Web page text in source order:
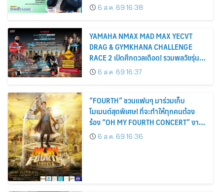
6 ส.ค. 69 16:38
YAMAHA NMAX MAD MAX YECVT
DRAG & GYMKHANA CHALLENGE
RACE 2 เปิดศึกดวลเดือด! รวมพลวัยรุ่น
ชามไฟฟ้า ล่าตำแหน่ง KING OF MAX
6 ส.ค. 69 16:37
“FOURTH” ชวนแฟนๆ มาร่วมเก็บ
โมเมนต์สุดพิเศษ! ที่จะทำให้ทุกคนต้อง
ร้อง “OH MY FOURTH CONCERT” งาน
คอนเสิร์ตเดี่ยวครั้งยิ่งใหญ่สุดมหัศจรรย์ 3
วัน 16-17-18 ตุลาคมนี้ ปักหมุดกดบัตร 16
6 ส.ค. 69 16:36